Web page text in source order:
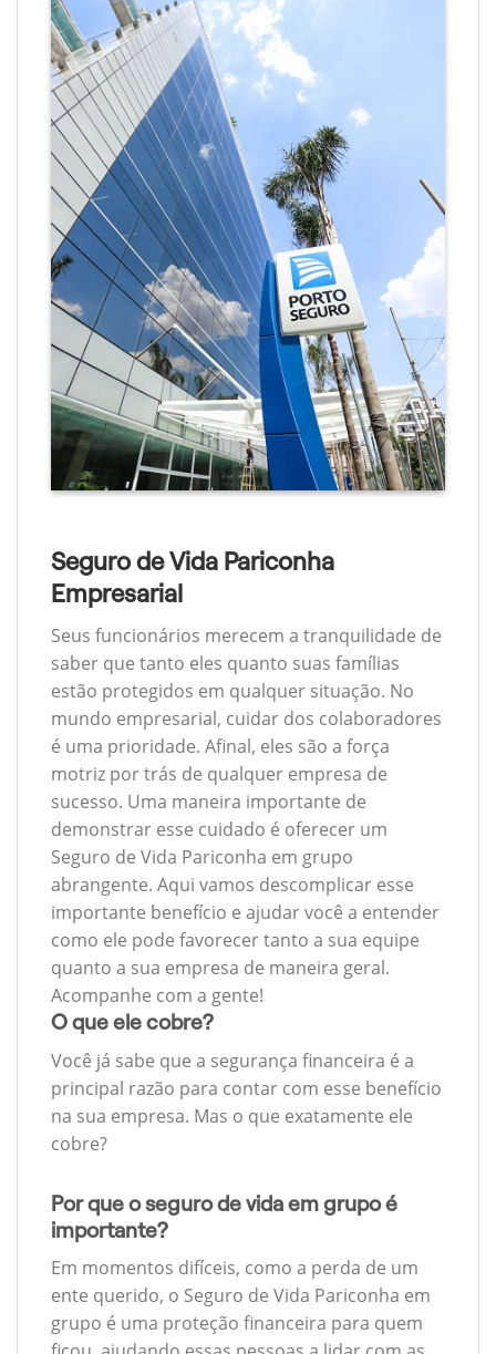
Seguro de Vida Pariconha
Empresarial
Seus funcionários merecem a tranquilidade de
saber que tanto eles quanto suas famílias
estão protegidos em qualquer situação. No
mundo empresarial, cuidar dos colaboradores
é uma prioridade. Afinal, eles são a força
motriz por trás de qualquer empresa de
sucesso. Uma maneira importante de
demonstrar esse cuidado é oferecer um
Seguro de Vida Pariconha em grupo
abrangente. Aqui vamos descomplicar esse
importante benefício e ajudar você a entender
como ele pode favorecer tanto a sua equipe
quanto a sua empresa de maneira geral.
Acompanhe com a gente!
O que ele cobre?
Você já sabe que a segurança financeira é a
principal razão para contar com esse benefício
na sua empresa. Mas o que exatamente ele
cobre?
Por que o seguro de vida em grupo é
importante?
Em momentos difíceis, como a perda de um
ente querido, o Seguro de Vida Pariconha em
grupo é uma proteção financeira para quem